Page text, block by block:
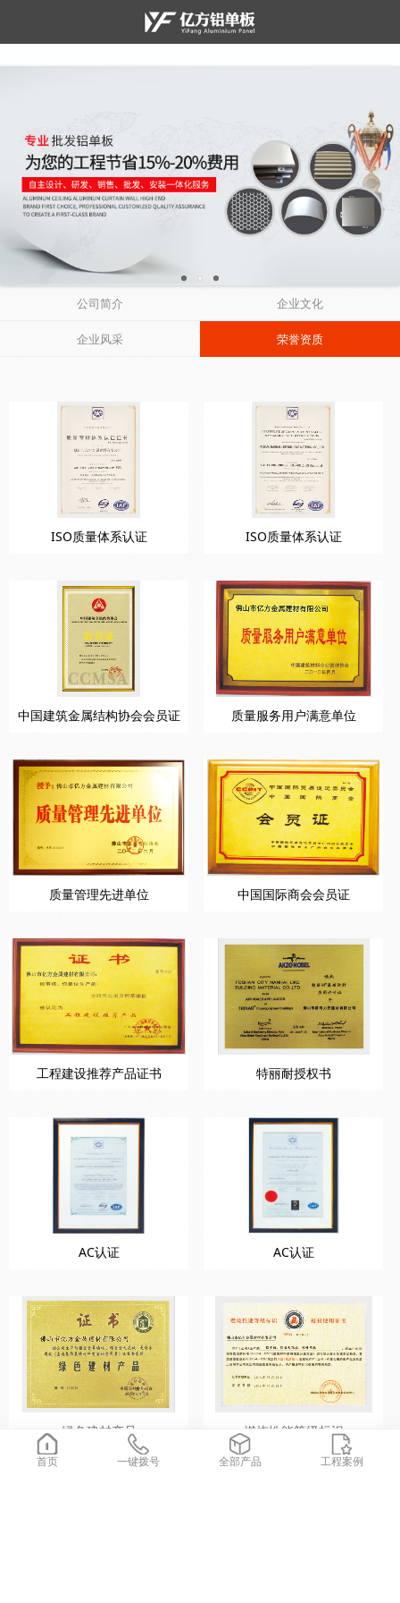
公司简介 企业文化
企业风采 荣誉资质
ISO质量体系认证 ISO质量体系认证
中国建筑金属结构协会会员证 质量服务用户满意单位
质量管理先进单位 中国国际商会会员证
工程建设推荐产品证书 特丽耐授权书
AC认证 AC认证
绿色建材产品 燃烧性能等级标识
首页 一键拨号 全部产品 工程案例